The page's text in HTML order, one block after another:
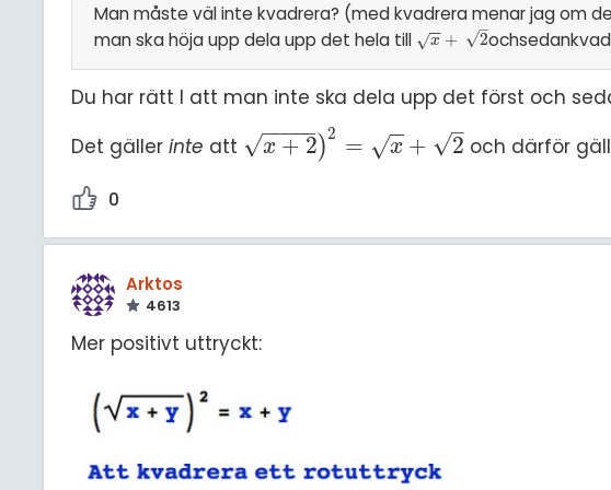
Man måste väl inte kvadrera? (med kvadrera menar jag om
man ska höja upp dela upp det hela till
x
−
−
√ + 2
–
√
x+2
Du har rätt I att man inte ska dela upp det först och
Det gäller inte att x + 2
− −
−−−
√ )2 = x
−
−
√ + 2
–
√
x+2)2=x+ och därför
0
Arktos
4613
Mer positivt uttryckt: